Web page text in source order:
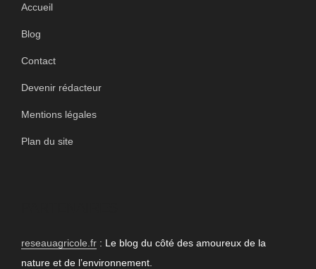
Accueil
Blog
Contact
Devenir rédacteur
Mentions légales
Plan du site
reseauagricole.fr : Le blog du côté des amoureux de la
nature et de l’environnement.